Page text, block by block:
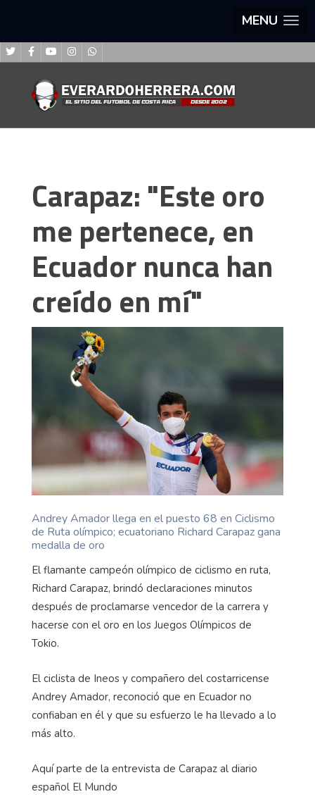
MENU
Carapaz: "Este oro
me pertenece, en
Ecuador nunca han
creído en mí"
Andrey Amador llega en el puesto 68 en Ciclismo
de Ruta olímpico; ecuatoriano Richard Carapaz gana
medalla de oro
El flamante campeón olímpico de ciclismo en ruta,
Richard Carapaz, brindó declaraciones minutos
después de proclamarse vencedor de la carrera y
hacerse con el oro en los Juegos Olímpicos de
Tokio.
El ciclista de Ineos y compañero del costarricense
Andrey Amador, reconoció que en Ecuador no
confiaban en él y que su esfuerzo le ha llevado a lo
más alto.
Aquí parte de la entrevista de Carapaz al diario
español El Mundo